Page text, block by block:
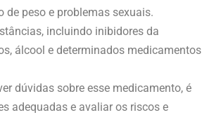
de peso e problemas sexuais.
incluindo inibidores da
álcool e determinados medicamentos
dúvidas sobre esse medicamento, é
adequadas e avaliar os riscos e